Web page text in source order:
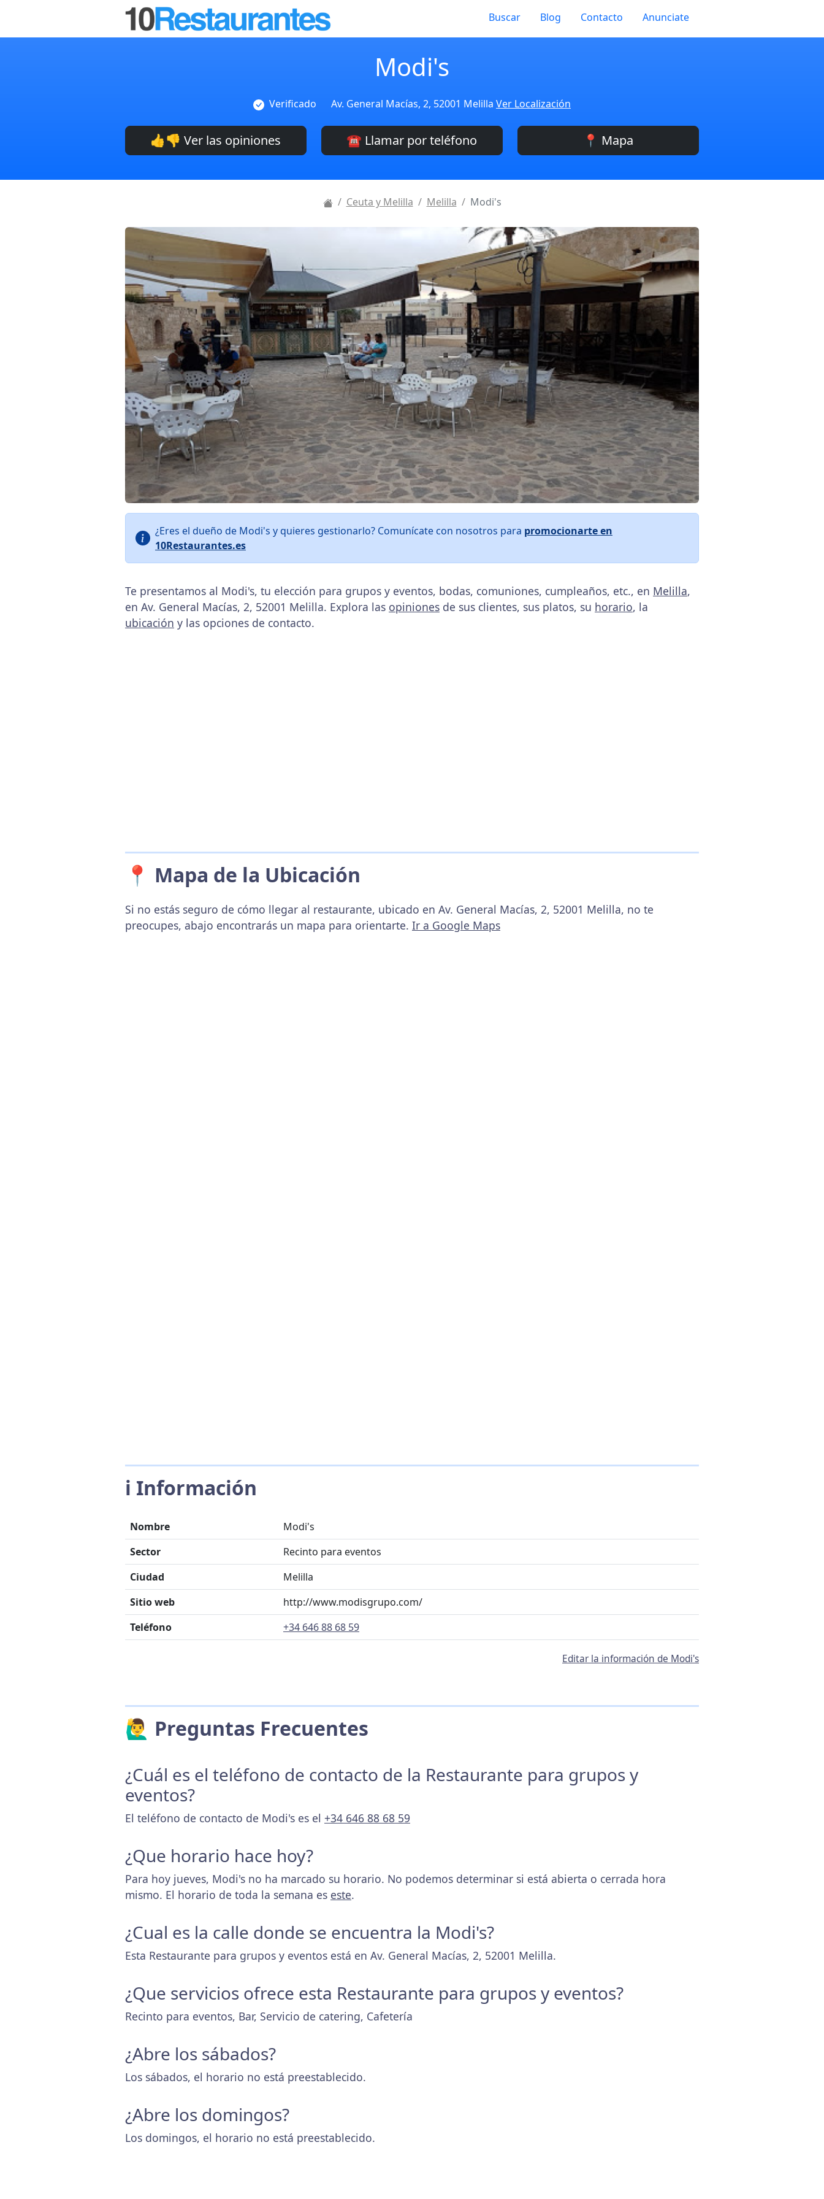
Buscar Blog Contacto Anunciate
Modi's
Verificado Av. General Macías, 2, 52001 Melilla Ver Localización
👍👎 Ver las opiniones ☎️ Llamar por teléfono 📍 Mapa
Ceuta y Melilla Melilla Modi's
¿Eres el dueño de Modi's y quieres gestionarlo? Comunícate con nosotros para promocionarte en
10Restaurantes.es
Te presentamos al Modi's, tu elección para grupos y eventos, bodas, comuniones, cumpleaños, etc., en Melilla,
en Av. General Macías, 2, 52001 Melilla. Explora las opiniones de sus clientes, sus platos, su horario, la
ubicación y las opciones de contacto.
📍 Mapa de la Ubicación
Si no estás seguro de cómo llegar al restaurante, ubicado en Av. General Macías, 2, 52001 Melilla, no te
preocupes, abajo encontrarás un mapa para orientarte. Ir a Google Maps
ℹ️ Información
Nombre
Modi's
Sector
Recinto para eventos
Ciudad
Melilla
Sitio web
http://www.modisgrupo.com/
Teléfono
+34 646 88 68 59
Editar la información de Modi's
🙋‍♂️ Preguntas Frecuentes
¿Cuál es el teléfono de contacto de la Restaurante para grupos y
eventos?
El teléfono de contacto de Modi's es el +34 646 88 68 59
¿Que horario hace hoy?
Para hoy jueves, Modi's no ha marcado su horario. No podemos determinar si está abierta o cerrada hora
mismo. El horario de toda la semana es este.
¿Cual es la calle donde se encuentra la Modi's?
Esta Restaurante para grupos y eventos está en Av. General Macías, 2, 52001 Melilla.
¿Que servicios ofrece esta Restaurante para grupos y eventos?
Recinto para eventos, Bar, Servicio de catering, Cafetería
¿Abre los sábados?
Los sábados, el horario no está preestablecido.
¿Abre los domingos?
Los domingos, el horario no está preestablecido.